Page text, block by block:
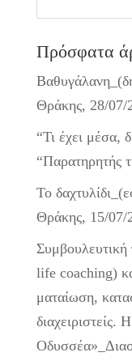
Πρόσφατα
Θράκης, 28/07/
“Τι έχει μέσα,
“Παρατηρητής
Το
Θράκης, 15/07/
life coaching)
ματαίωση,
διαχειριστείς.